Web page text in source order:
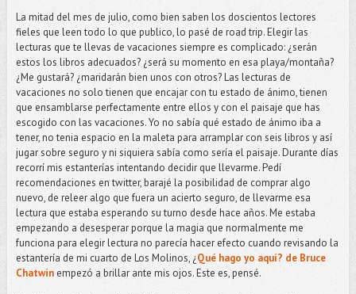
La mitad del mes de julio, como bien saben los doscientos lectores
fieles que leen todo lo que publico, lo pasé de road trip. Elegir las
lecturas que te llevas de vacaciones siempre es complicado: ¿serán
estos los libros adecuados? ¿será su momento en esa playa/montaña?
¿Me gustará? ¿maridarán bien unos con otros? Las lecturas de
vacaciones no solo tienen que encajar con tu estado de ánimo, tienen
que ensamblarse perfectamente entre ellos y con el paisaje que has
escogido con las vacaciones. Yo no sabía qué estado de ánimo iba a
tener, no tenia espacio en la maleta para arramplar con seis libros y así
jugar sobre seguro y ni siquiera sabía como sería el paisaje. Durante días
recorrí mis estanterías intentando decidir que llevarme. Pedí
recomendaciones en twitter, barajé la posibilidad de comprar algo
nuevo, de releer algo que fuera un acierto seguro, de llevarme esa
lectura que estaba esperando su turno desde hace años. Me estaba
empezando a desesperar porque la magia que normalmente me
funciona para elegir lectura no parecía hacer efecto cuando revisando la
estantería de mi cuarto de Los Molinos, ¿Qué hago yo aquí? de Bruce
Chatwin empezó a brillar ante mis ojos. Este es, pensé.